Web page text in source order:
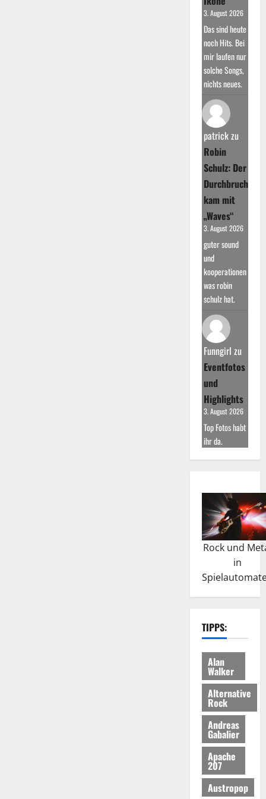
3. August 2026
Das sind heute
noch Hits. Bei
mir laufen nur
solche Songs,
nichts neues.
patrickzu
Robin
Schulz: Der
Durchbruch
kam mit
„Waves“
3. August 2026
guter sound
und
kooperationen
was robin
schulz hat.
Funngirl zu
Eventfotos
und
Highlights
3. August 2026
Top Fotos habt
ihr da.
Rock und
in
TIPPS:
Alan
Walker
Alternative
Rock
Andreas
Gabalier
Apache
207
Austropop